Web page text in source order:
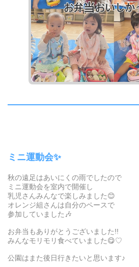
ミニ運動会✨
秋の遠足はあいにくの雨でしたので
ミニ運動会を室内で開催し
乳児さんみんなで楽しみました😊
オレンジ組さんは自分のペースで
参加していました🎶
お弁当もありがとうございました!!
みんなモリモリ食べていました😋♡
公園はまた後日行きたいと思います♪